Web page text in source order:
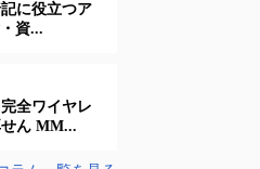
記に役立つア
資...
全ワイヤレ
ん MM...